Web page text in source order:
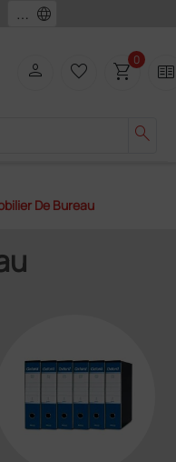
language
search
person favorite_border shopping_cart0 two_pager
De Bureau